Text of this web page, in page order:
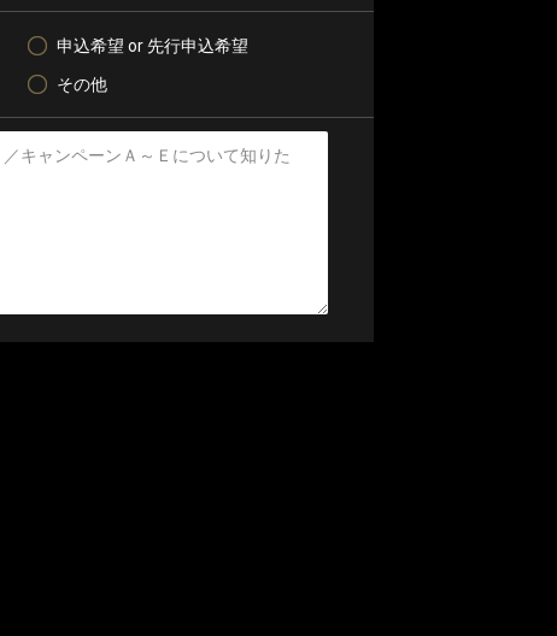
申込希望 or 先行申込希望
その他